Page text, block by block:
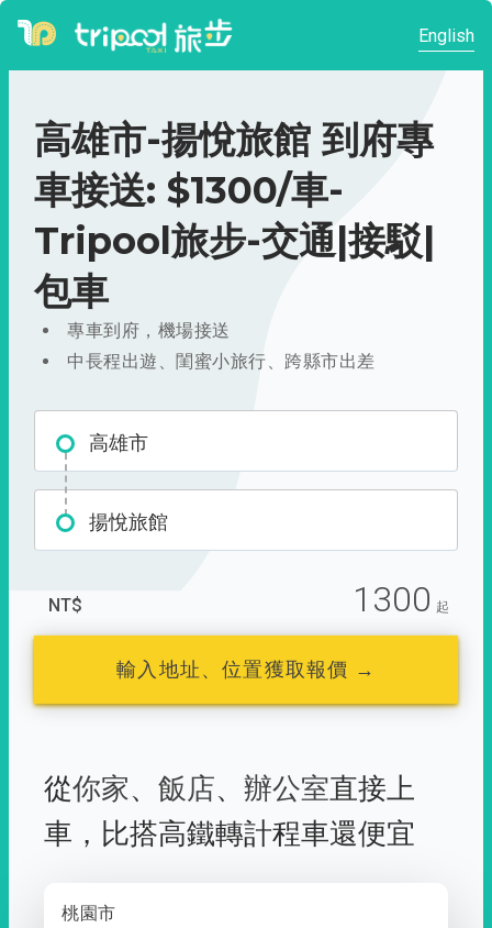
English
高雄市-揚悅旅館 到府專
車接送: $1300/車-
Tripool旅步-交通|接駁|
包車
專車到府，機場接送
中長程出遊、閨蜜小旅行、跨縣市出差
高雄市
揚悅旅館
NT$ 1300 起
輸入地址、位置獲取報價 →
從你家、 飯店、 辦公室直接上
車， 比搭高鐵轉計程車還便宜
桃園市